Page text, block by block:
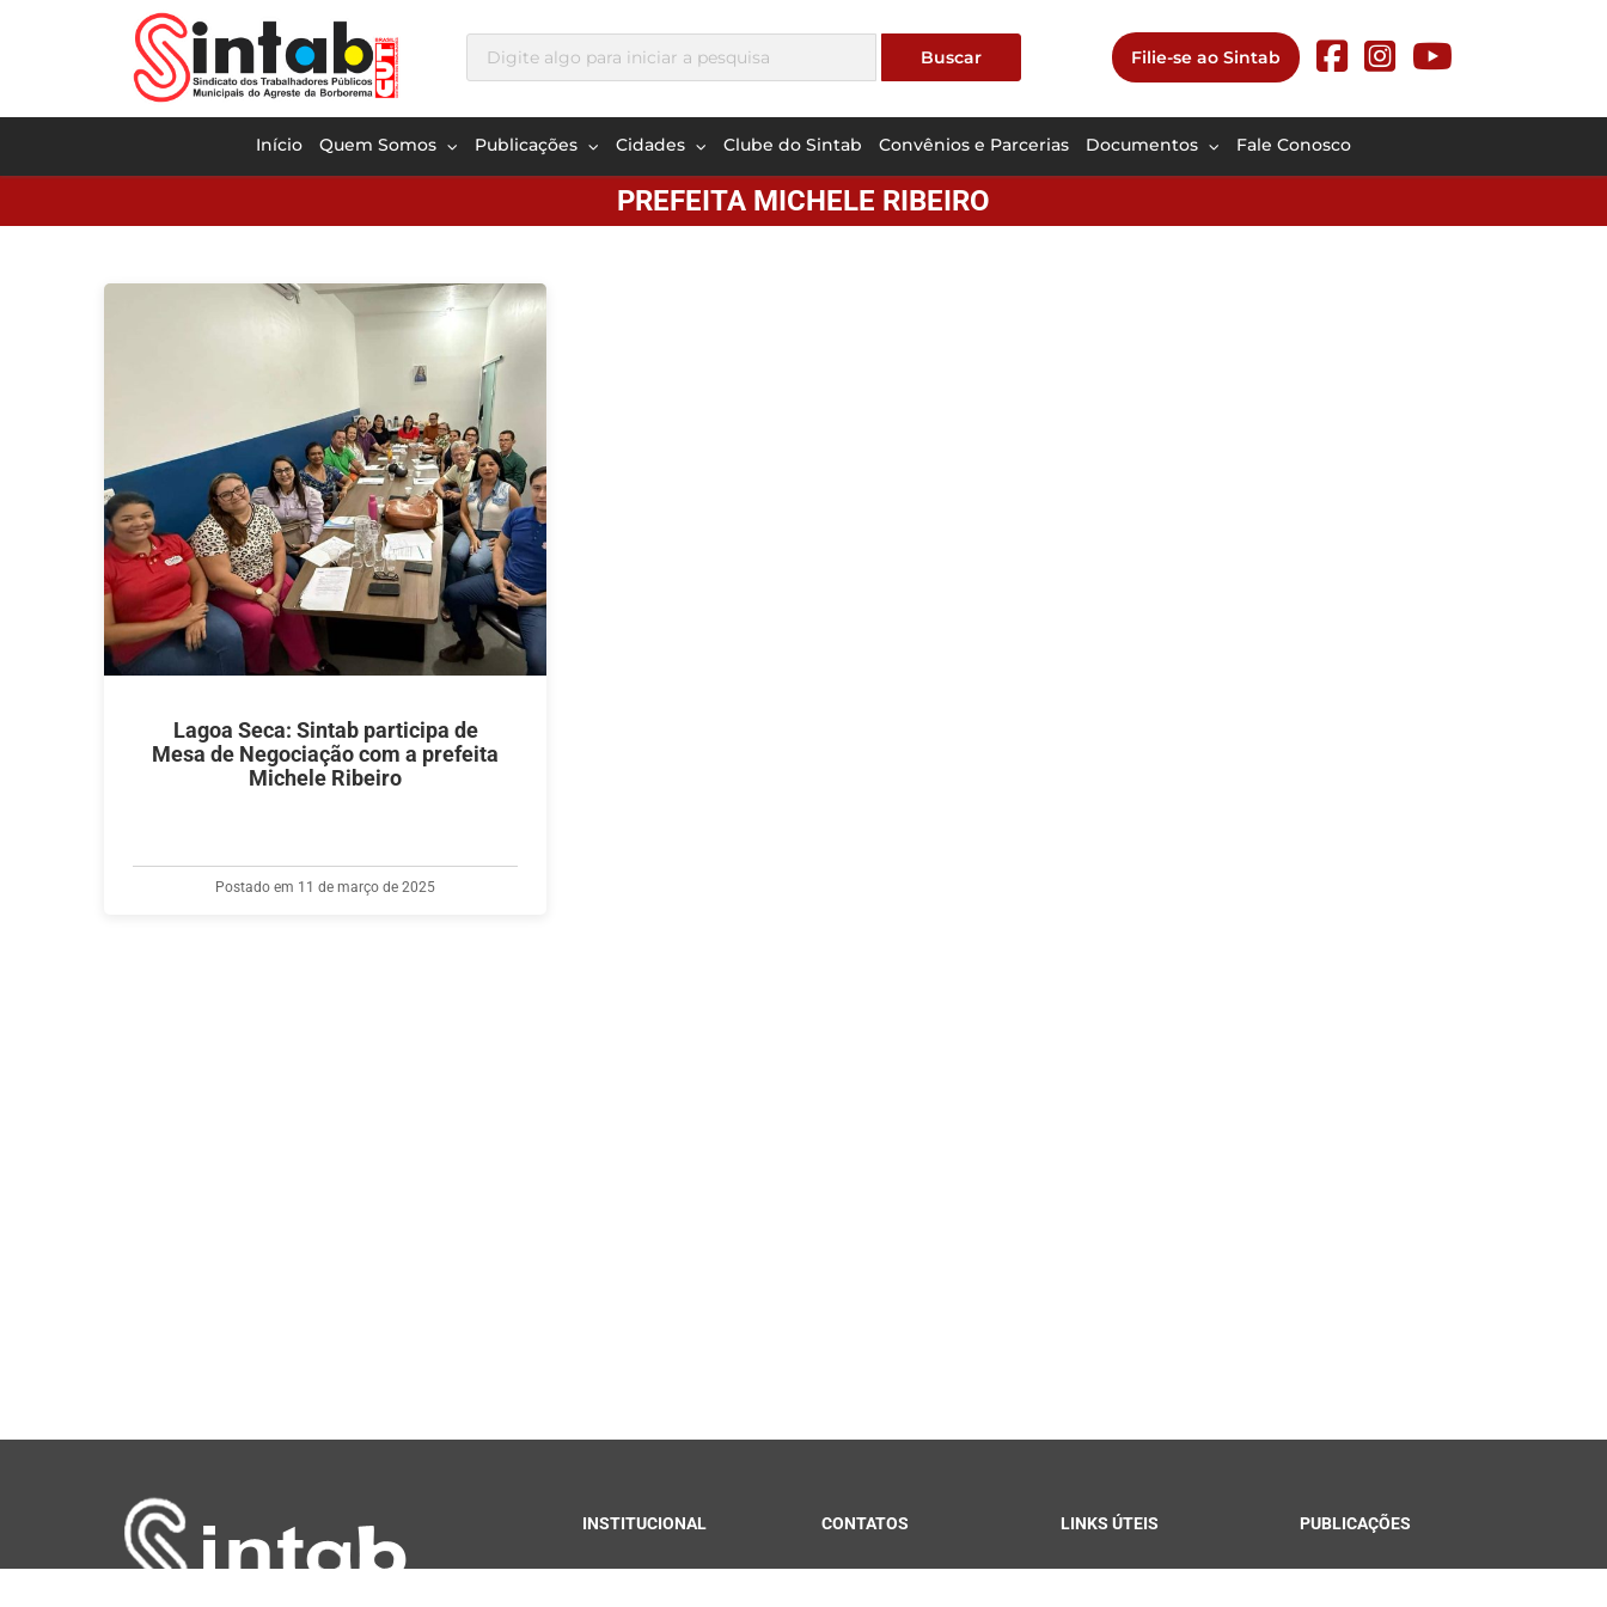
Filie-se ao Sintab
Início Quem Somos Publicações Cidades Clube do Sintab Convênios e Parcerias Documentos Fale Conosco
PREFEITA MICHELE RIBEIRO
Lagoa Seca: Sintab participa de
Mesa de Negociação com a prefeita
Michele Ribeiro
Postado em 11 de março de 2025
INSTITUCIONAL CONTATOS LINKS ÚTEIS PUBLICAÇÕES